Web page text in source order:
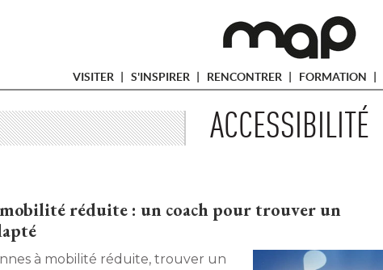
VISITER S'INSPIRER RENCONTRER FORMATION
ACCESSIBILITÉ
mobilité réduite : un coach pour trouver un
à mobilité réduite, trouver un